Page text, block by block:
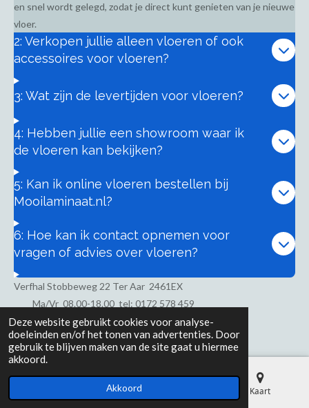
Deze website gebruikt cookies voor analyse-
doeleinden en/of het tonen van advertenties. Door
gebruik te blijven maken van de site gaat u hiermee
akkoord.
Akkoord
en snel wordt gelegd, zodat je direct kunt genieten van je nieuwe
vloer.
2: Verkopen jullie alleen vloeren of ook
accessoires voor vloeren?
3: Wat zijn de levertijden voor vloeren?
4: Hebben jullie een showroom waar ik
de vloeren kan bekijken?
5: Kan ik online vloeren bestellen bij
Mooilaminaat.nl?
6: Hoe kan ik contact opnemen voor
vragen of advies over vloeren?
Verfhal Stobbeweg 22 Ter Aar 2461EX
Ma/Vr 08.00-18.00 tel: 0172 578 459
Zaterdag 8.00-17.00
Telefoonnummer Kaart